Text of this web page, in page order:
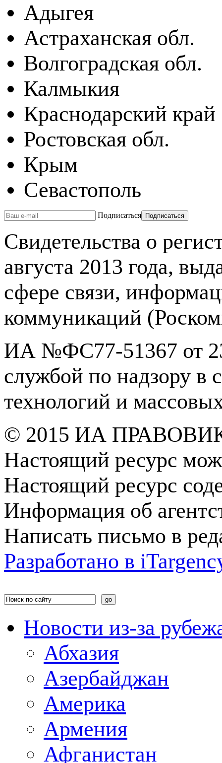
Адыгея
Астраханская обл.
Волгоградская обл.
Калмыкия
Краснодарский край
Ростовская обл.
Крым
Севастополь
Подписаться
Свидетельства о
августа 2013 года,
сфере связи,
коммуникаций
ИА №ФС77-51367 от 23
службой по надзору в
технологий и
© 2015 ИА
Настоящий ресурс
Настоящий ресурс
Информация об
Написать письмо в
Разработано в i
Новости из-за
Абхазия
Азербайджан
Америка
Армения
Афганистан